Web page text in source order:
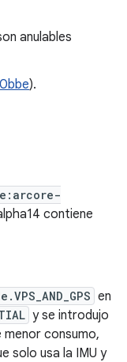
anulables
).
contiene
en
y se introdujo
consumo,
solo usa la IMU y